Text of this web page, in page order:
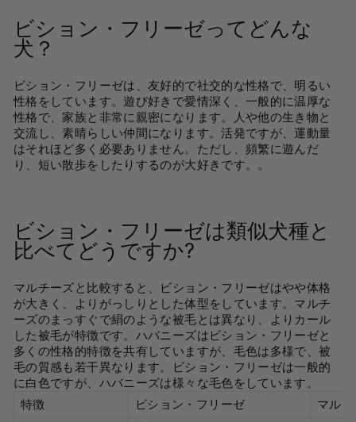
ビション・フリーゼってどんな
犬？
ビション・フリーゼは、友好的で社交的な性格で、明るい
性格をしています。遊び好きで愛情深く、一般的に温厚な
性格で、家族と非常に親密になります。人や他の生き物と
交流し、素晴らしい仲間になります。活発ですが、運動量
はそれほど多く必要ありません。ただし、頻繁に遊んだ
り、短い散歩をしたりするのが大好きです。 。
ビション・フリーゼは類似犬種と
比べてどうですか?
マルチーズと比較すると、ビション・フリーゼはやや体格
が大きく、よりがっしりとした体型をしています。マルチ
ーズのまっすぐで絹のような被毛とは異なり、よりカール
した被毛が特徴です。ハバニーズはビション・フリーゼと
多くの性格的特徴を共有していますが、毛色は多様で、被
毛の質感も若干異なります。ビション・フリーゼは一般的
に白色ですが、ハバニーズは様々な毛色をしています。
特徴
ビション・フリーゼ マル